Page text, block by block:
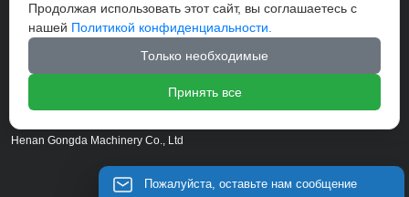
Henan Gongda Machinery Co., Ltd
Пожалуйста, оставьте нам сообщение
Продолжая использовать этот сайт, вы соглашаетесь с
нашей Политикой конфиденциальности.
Только необходимые
Принять все